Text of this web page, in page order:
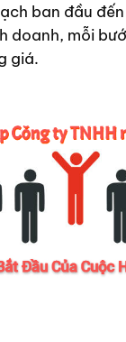
ban đầu
doanh, mỗi
giá.